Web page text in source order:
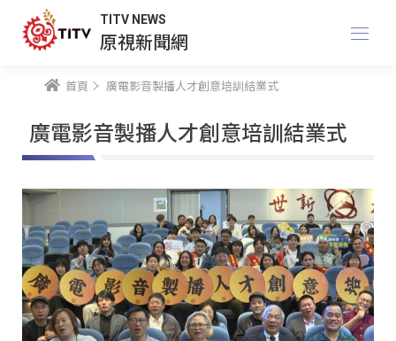
TITV NEWS
原視新聞網
首頁 廣電影音製播人才創意培訓結業式
廣電影音製播人才創意培訓結業式